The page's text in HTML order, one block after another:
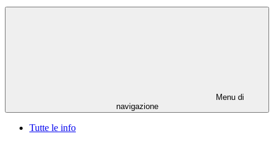
Menu di
navigazione
Tutte le info